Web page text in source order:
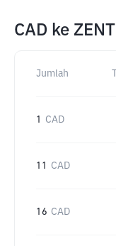
CAD ke ZENT
Jumlah
1 CAD
11 CAD
16 CAD